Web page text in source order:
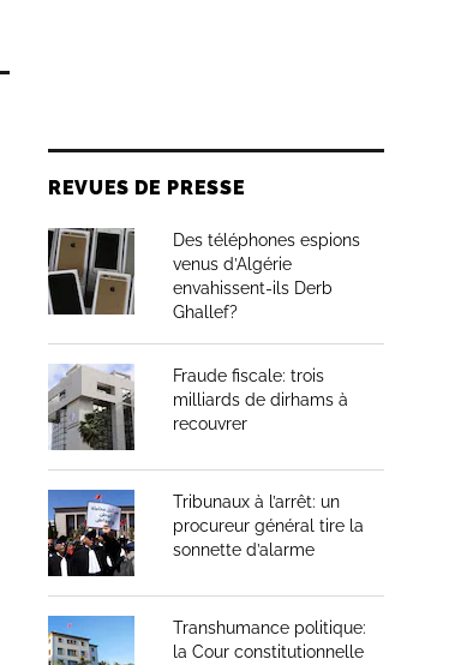
REVUES DE PRESSE
Des téléphones espions
venus d’Algérie
envahissent-ils Derb
Ghallef?
Fraude fiscale: trois
milliards de dirhams à
recouvrer
Tribunaux à l’arrêt: un
procureur général tire la
sonnette d’alarme
Transhumance politique:
la Cour constitutionnelle